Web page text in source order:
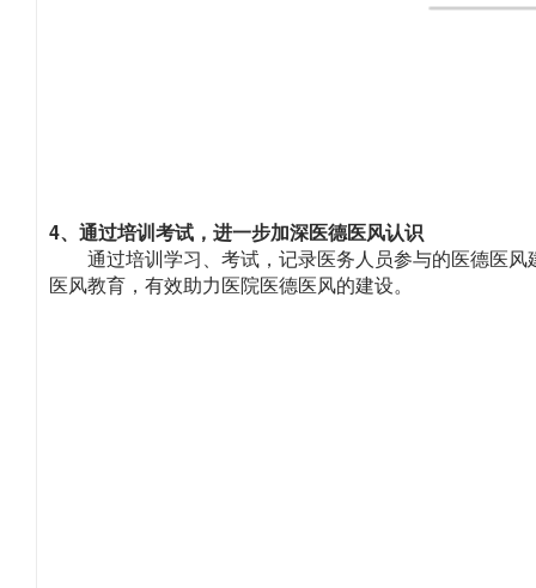
4、通过培训考试，进一步加深医德医风认识
通过培训学习、考试，记录医务人员参与的医德医
医风教育，有效助力医院医德医风的建设。